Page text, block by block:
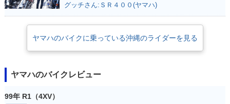
グッチさん:ＳＲ４００(ヤマハ)
ヤマハのバイクに乗っている沖縄のライダーを見る
ヤマハのバイクレビュー
99年 R1（4XV）